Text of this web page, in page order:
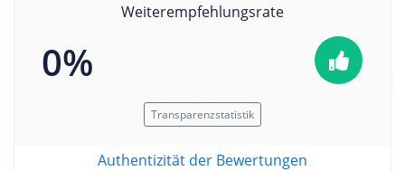
Weiterempfehlungsrate
0%
Transparenzstatistik
Authentizität der Bewertungen